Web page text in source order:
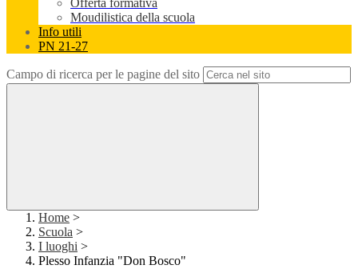
Offerta formativa
Moudilistica della scuola
Info utili
PN 21-27
Campo di ricerca per le pagine del sito
Home >
Scuola >
I luoghi >
Plesso Infanzia "Don Bosco"